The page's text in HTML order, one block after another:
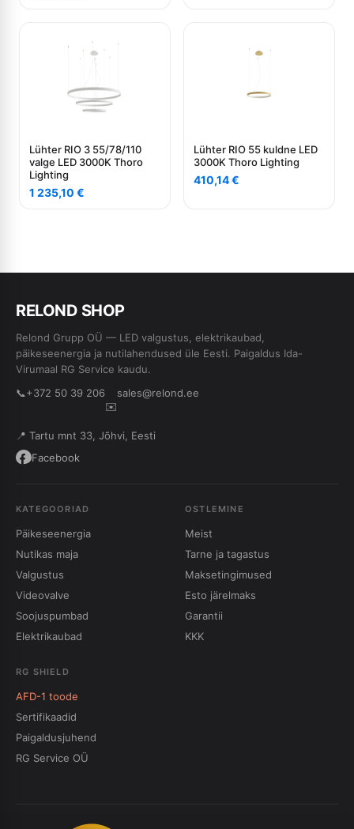
Lühter RIO 3 55/78/110
valge LED 3000K Thoro
Lighting
1 235,10 €
Lühter RIO 55 kuldne LED
3000K Thoro Lighting
410,14€
RELOND SHOP
Relond Grupp OÜ — LED valgustus, elektrikaubad,
päikeseenergia ja nutilahendused üle Eesti. Paigaldus Ida-
Virumaal RG Service kaudu.
📞+372 50 39 206
✉️
sales@relond.ee
📍 Tartu mnt 33, Jõhvi, Eesti
Facebook
KATEGOORIAD
Päikeseenergia
Nutikas maja
Valgustus
Videovalve
Soojuspumbad
Elektrikaubad
OSTLEMINE
Meist
Tarne ja tagastus
Maksetingimused
Esto järelmaks
Garantii
KKK
RG SHIELD
AFD-1 toode
Sertifikaadid
Paigaldusjuhend
RG Service OÜ